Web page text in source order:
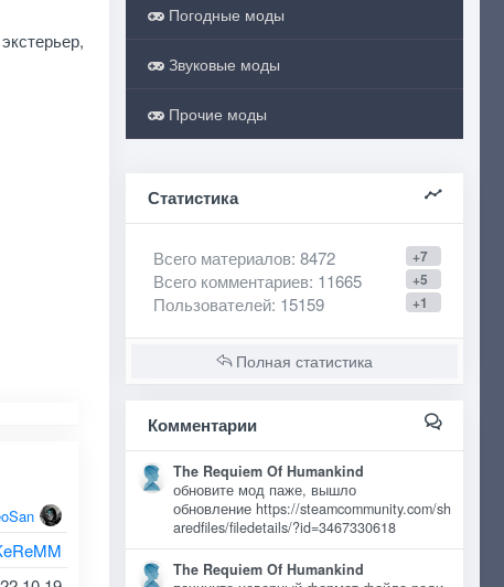
Погодные моды
Звуковые моды
Прочие моды
Статистика
+7
Всего материалов: 8472
+5
Всего комментариев: 11665
+1
Пользователей: 15159
Полная статистика
Комментарии
The Requiem Of Humankind
обновите мод паже, вышло
обновление https://steamcommunity.com/sh
aredfiles/filedetails/?id=3467330618
The Requiem Of Humankind